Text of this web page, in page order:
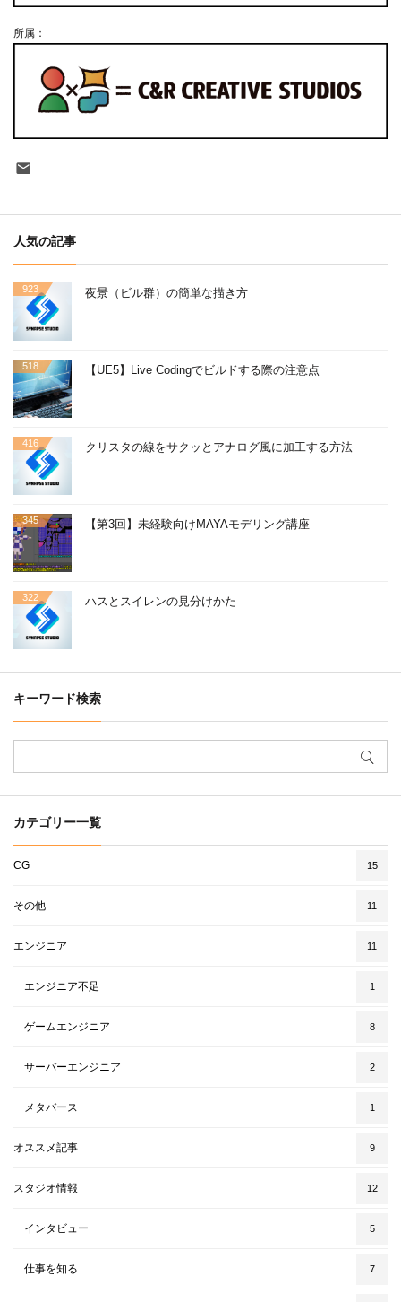
所属：
人気の記事
923 夜景（ビル群）の簡単な描き方
518 【UE5】Live Codingでビルドする際の注意点
416 クリスタの線をサクッとアナログ風に加工する方法
345 【第3回】未経験向けMAYAモデリング講座
322 ハスとスイレンの見分けかた
キーワード検索
カテゴリー一覧
CG 15
その他 11
エンジニア 11
エンジニア不足 1
ゲームエンジニア 8
サーバーエンジニア 2
メタバース 1
オススメ記事 9
スタジオ情報 12
インタビュー 5
仕事を知る 7